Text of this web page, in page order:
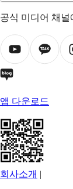
공식 미디어 채
앱 다운로드
회사소개 |